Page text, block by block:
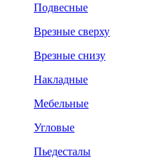
Подвесные
Врезные сверху
Врезные снизу
Накладные
Мебельные
Угловые
Пьедесталы